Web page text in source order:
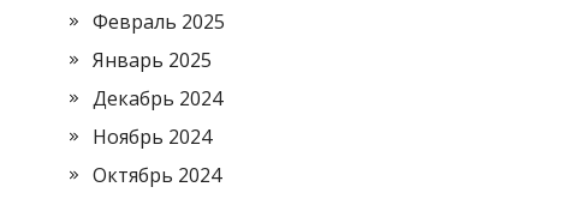
Февраль 2025
Январь 2025
Декабрь 2024
Ноябрь 2024
Октябрь 2024